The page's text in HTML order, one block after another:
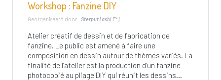
Workshop : Fanzine DIY
Georganiseerd door : Sterput [asbl E²]
Atelier créatif de dessin et de fabrication de
fanzine. Le public est amené à faire une
composition en dessin autour de thèmes variés. La
finalité de l’atelier est la production d’un fanzine
photocopié au pliage DIY qui réunit les dessins...